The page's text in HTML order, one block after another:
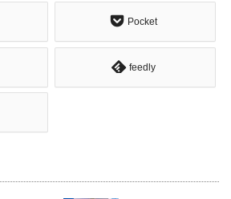
Pocket
feedly